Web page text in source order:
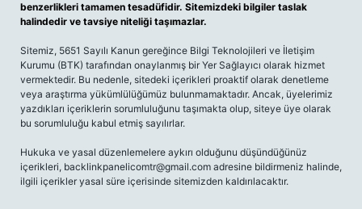
benzerlikleri tamamen tesadüfidir. Sitemizdeki bilgiler taslak
halindedir ve tavsiye niteliği taşımazlar.
Sitemiz, 5651 Sayılı Kanun gereğince Bilgi Teknolojileri ve İletişim
Kurumu (BTK) tarafından onaylanmış bir Yer Sağlayıcı olarak hizmet
vermektedir. Bu nedenle, sitedeki içerikleri proaktif olarak denetleme
veya araştırma yükümlülüğümüz bulunmamaktadır. Ancak, üyelerimiz
yazdıkları içeriklerin sorumluluğunu taşımakta olup, siteye üye olarak
bu sorumluluğu kabul etmiş sayılırlar.
Hukuka ve yasal düzenlemelere aykırı olduğunu düşündüğünüz
içerikleri, backlinkpanelicomtr@gmail.com adresine bildirmeniz halinde,
ilgili içerikler yasal süre içerisinde sitemizden kaldırılacaktır.